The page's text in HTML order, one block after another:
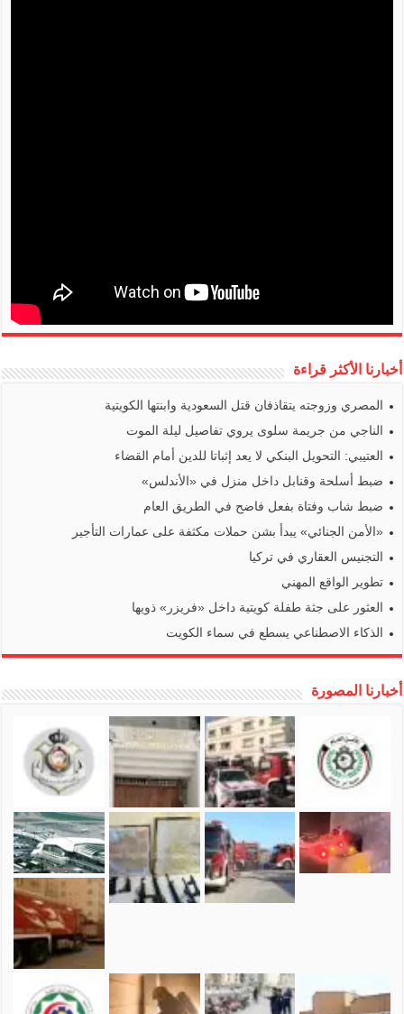
أخبارنا الأكثر قراءة
المصري وزوجته يتقاذفان قتل السعودية وابنتها الكويتية
الناجي من جريمة سلوى يروي تفاصيل ليلة الموت
العتيبي: التحويل البنكي لا يعد إثباتا للدين أمام القضاء
ضبط أسلحة وقنابل داخل منزل في «الأندلس»
ضبط شاب وفتاة بفعل فاضح في الطريق العام
«الأمن الجنائي» يبدأ بشن حملات مكثفة على عمارات التأجير
التجنيس العقاري في تركيا
تطوير الواقع المهني
العثور على جثة طفلة كويتية داخل «فريزر» ذويها
الذكاء الاصطناعي يسطع في سماء الكويت
أخبارنا المصورة